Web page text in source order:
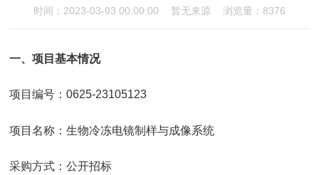
时间：2023-03-03 00:00:00 暂无来源 浏览量：8376
一、项目基本情况
项目编号：0625-23105123
项目名称：生物冷冻电镜制样与成像系统
采购方式：公开招标